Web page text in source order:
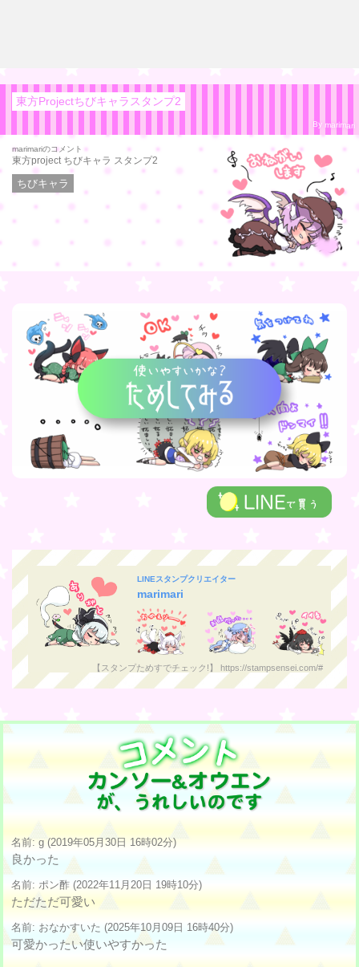
東方Projectちびキャラスタンプ2
By marimari
marimariのコメント
東方project ちびキャラ スタンプ2
ちびキャラ
LINEスタンプクリエイター
marimari
【スタンプためすでチェック!】 https://stampsensei.com/#
名前: g (2019年05月30日 16時02分)
良かった
名前: ポン酢 (2022年11月20日 19時10分)
ただただ可愛い
名前: おなかすいた (2025年10月09日 16時40分)
可愛かったい使いやすかった